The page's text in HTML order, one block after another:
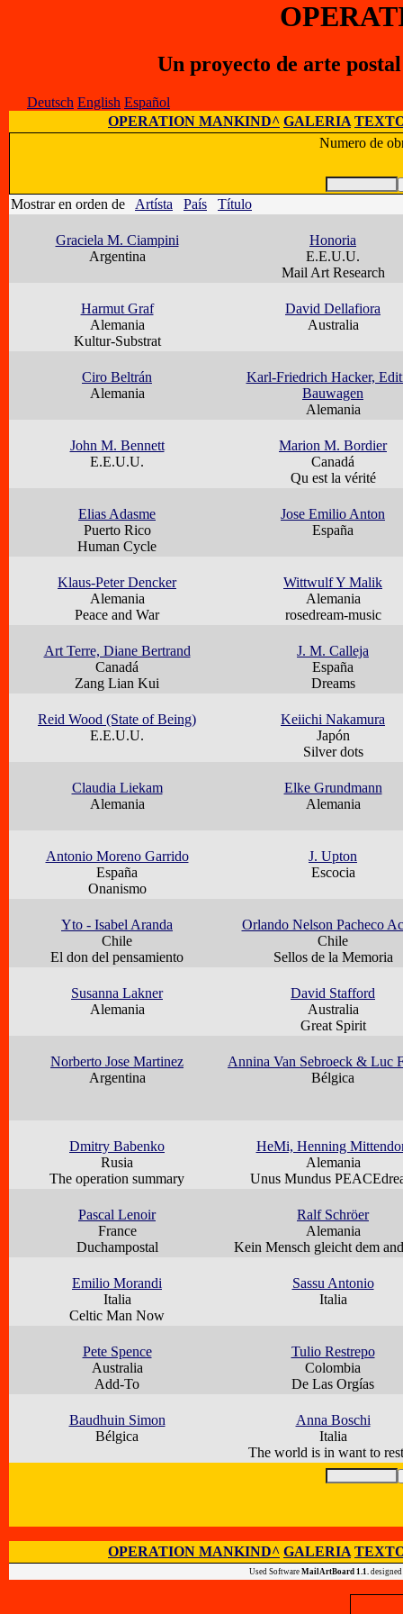
Un proyecto de arte
Deutsch English Español
OPERATION MANKIND^ GALERIA
Numero de
Mostrar en orden de Artísta País Título
Graciela M. Ciampini
Argentina
Honoria
E.E.U.U.
Mail Art Research
Harmut Graf
Alemania
Kultur-Substrat
David Dellafiora
Australia
Ciro Beltrán
Alemania
Karl-Friedrich Hacker,
Bauwagen
Alemania
John M. Bennett
E.E.U.U.
Marion M. Bordier
Canadá
Qu est la vérité
Elias Adasme
Puerto Rico
Human Cycle
Jose Emilio Anton
España
Klaus-Peter Dencker
Alemania
Peace and War
Wittwulf Y Malik
Alemania
rosedream-music
Art Terre, Diane Bertrand
Canadá
Zang Lian Kui
J. M. Calleja
España
Dreams
Reid Wood (State of Being)
E.E.U.U.
Keiichi Nakamura
Japón
Silver dots
Claudia Liekam
Alemania
Elke Grundmann
Alemania
Antonio Moreno Garrido
España
Onanismo
J. Upton
Escocia
Yto - Isabel Aranda
Chile
El don del pensamiento
Orlando Nelson Pacheco
Chile
Sellos de la Memoria
Susanna Lakner
Alemania
David Stafford
Australia
Great Spirit
Norberto Jose Martinez
Argentina
Annina Van Sebroeck & Luc
Bélgica
Dmitry Babenko
Rusia
The operation summary
HeMi, Henning
Alemania
Unus Mundus
Pascal Lenoir
France
Duchampostal
Ralf Schröer
Alemania
Kein Mensch gleicht dem
Emilio Morandi
Italia
Celtic Man Now
Sassu Antonio
Italia
Pete Spence
Australia
Add-To
Tulio Restrepo
Colombia
De Las Orgías
Baudhuin Simon
Bélgica
Anna Boschi
Italia
The world is in want to
OPERATION MANKIND^ GALERIA
Used Software MailArtBoard 1.1.designed